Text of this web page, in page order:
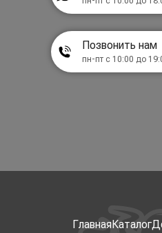
Позвонить нам
пн-пт с 10:00 до
ГлавнаяКаталог